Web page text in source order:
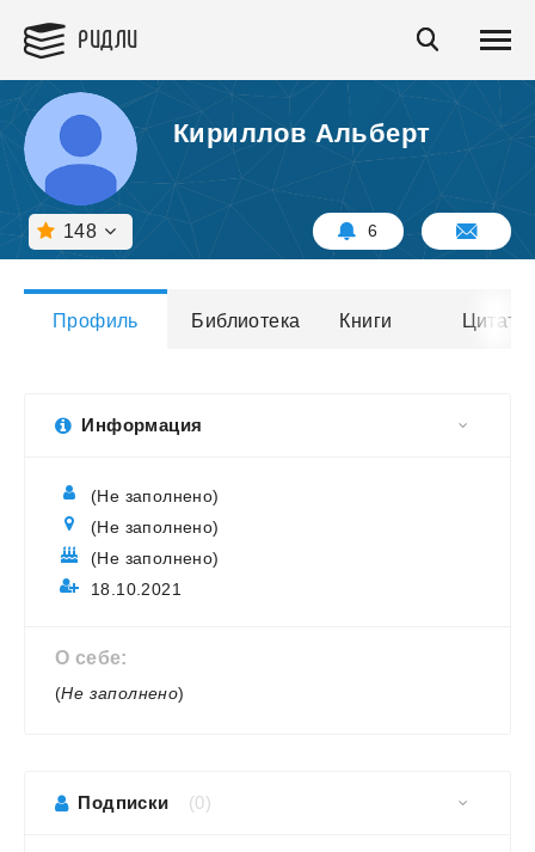
РИДЛИ
Кириллов Альберт
148 6
Профиль Библиотека Книги Цитаты
Информация
(Не заполнено)
(Не заполнено)
(Не заполнено)
18.10.2021
О себе:
(Не заполнено)
Подписки (0)